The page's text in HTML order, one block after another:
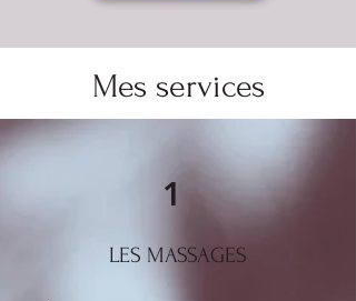
Mes services
1
LES MASSAGES